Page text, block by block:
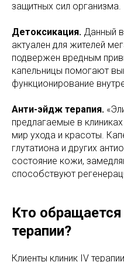
защитных сил организма.
Детоксикация. Данный
актуален для жителей
подвержен вредным
капельницы помогают
функционирование
Анти-эйдж терапия.
предлагаемые в
мир ухода и красоты.
глутатиона и других
состояние кожи,
способствуют
Кто
терапии?
Клиенты клиник IV